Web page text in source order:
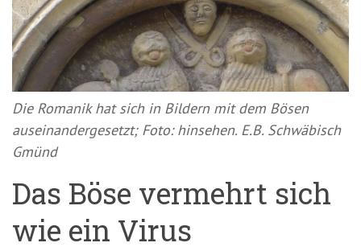
Suche
springen
(Accesskey
'2')
Die Romanik hat sich in Bildern mit dem Bösen
auseinandergesetzt; Foto: hinsehen. E.B. Schwäbisch
Gmünd
Das Böse vermehrt sich
wie ein Virus